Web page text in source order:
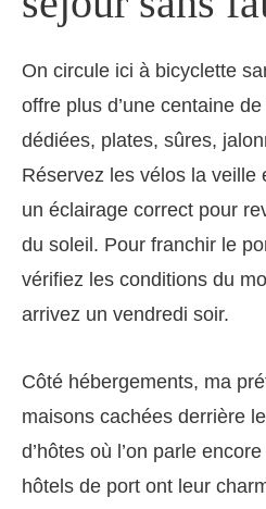
On circule ici à bicyclette
offre plus d’une centaine
dédiées, plates, sûres,
Réservez les vélos la veille
un éclairage correct pour
du soleil. Pour franchir le
vérifiez les conditions du
arrivez un vendredi soir.
Côté hébergements, ma
maisons cachées derrière
d’hôtes où l’on parle
hôtels de port ont leur